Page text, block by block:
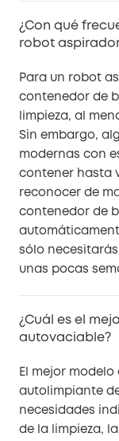
¿Con qué
robot
Para un robot
contenedor de
limpieza, al
Sin embargo,
modernas con
contener hasta
reconocer de
contenedor de
sólo
unas pocas
¿Cuál es el
autovaciable?
El mejor
autolimpiante
necesidades
de la limpieza,